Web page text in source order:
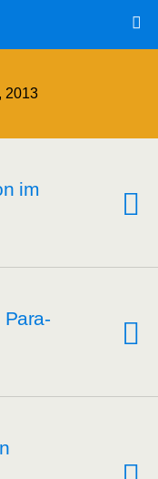
2013
im
Para­